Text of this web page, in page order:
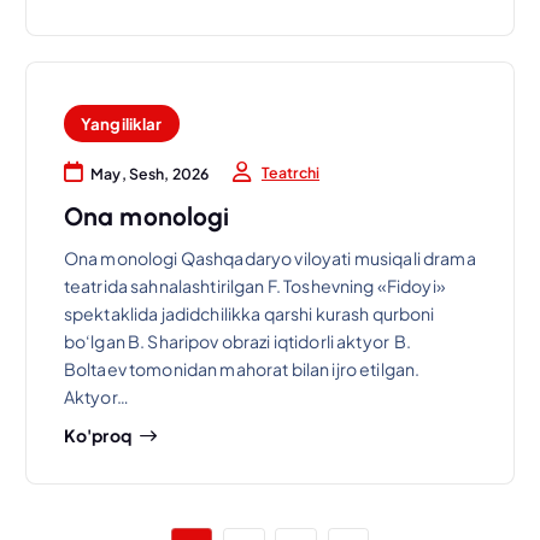
Yangiliklar
May, Sesh, 2026 Teatrchi
Ona monologi
Ona monologi Qashqadaryo viloyati musiqali drama
teatrida sahnalashtirilgan F. Toshevning «Fidoyi»
spektaklida jadidchilikka qarshi kurash qurboni
bo‘lgan B. Sharipov obrazi iqtidorli aktyor B.
Boltaev tomonidan mahorat bilan ijro etilgan.
Aktyor…
Ko'proq